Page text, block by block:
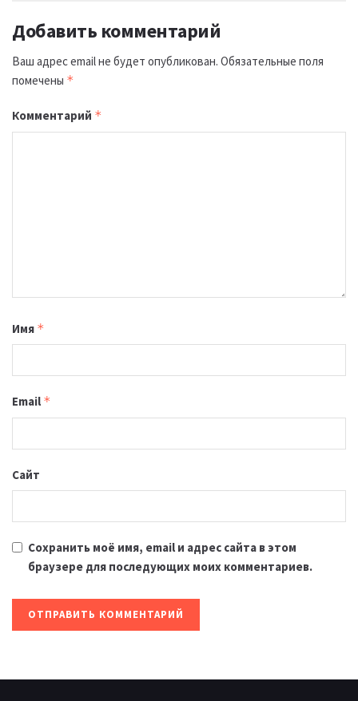
Добавить комментарий
Ваш адрес email не будет опубликован. Обязательные поля
помечены *
Комментарий *
Имя *
Email *
Сайт
Сохранить моё имя, email и адрес сайта в этом
браузере для последующих моих комментариев.